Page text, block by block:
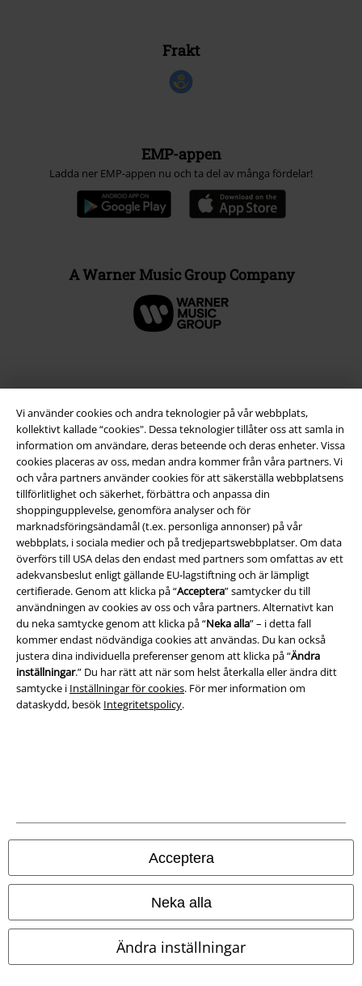
Vi använder cookies och andra teknologier på vår webbplats,
kollektivt kallade “cookies". Dessa teknologier tillåter oss att samla in
information om användare, deras beteende och deras enheter. Vissa
cookies placeras av oss, medan andra kommer från våra partners. Vi
och våra partners använder cookies för att säkerställa webbplatsens
tillförlitlighet och säkerhet, förbättra och anpassa din
shoppingupplevelse, genomföra analyser och för
marknadsföringsändamål (t.ex. personliga annonser) på vår
webbplats, i sociala medier och på tredjepartswebbplatser. Om data
överförs till USA delas den endast med partners som omfattas av ett
adekvansbeslut enligt gällande EU-lagstiftning och är lämpligt
certifierade. Genom att klicka på “Acceptera” samtycker du till
användningen av cookies av oss och våra partners. Alternativt kan
du neka samtycke genom att klicka på “Neka alla” – i detta fall
kommer endast nödvändiga cookies att användas. Du kan också
justera dina individuella preferenser genom att klicka på “Ändra
inställningar.” Du har rätt att när som helst återkalla eller ändra ditt
samtycke i Inställningar för cookies. För mer information om
dataskydd, besök Integritetspolicy.
Acceptera
Neka alla
Ändra inställningar
Frakt
EMP-appen
Ladda ner EMP-appen nu och ta del av många fördelar!
A Warner Music Group Company
Juridisk information/Villkor
Villkor
Om oss
Ladda ner villkoren
Avfallshantering och miljöskydd
Försäkran om överensstämmelse
Våra onlinebutiker